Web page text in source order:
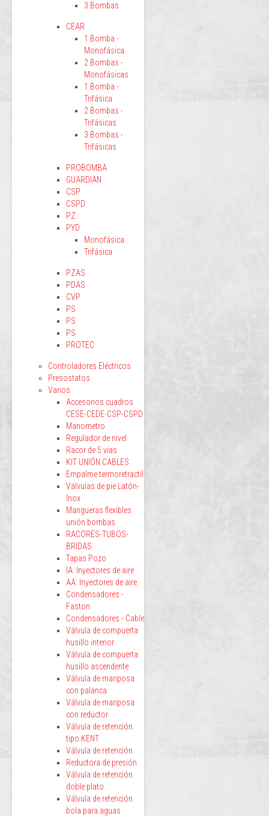
3 Bombas
CEAR
1 Bomba -
Monofásica
2 Bombas -
Monofásicas
1 Bomba -
Trifásica
2 Bombas -
Trifásicas
3 Bombas -
Trifásicas
PROBOMBA
GUARDIAN
CSP
CSPD
PZ
PYD
Monofásica
Trifásica
PZAS
PDAS
CVP
PS
PS
PS
PROTEC
Controladores Eléctricos
Presostatos
Varios
Accesorios cuadros
CESE-CEDE-CSP-CSPD
Manometro
Regulador de nivel
Racor de 5 vias
KIT UNIÓN CABLES
Empalme termoretractil
Válvulas de pie Latón-
Inox
Mangueras flexibles
unión bombas
RACORES-TUBOS-
BRIDAS
Tapas Pozo
IA: Inyectores de aire
AA: Inyectores de aire
Condensadores -
Faston
Condensadores - Cable
Válvula de compuerta
husillo interior
Válvula de compuerta
husillo ascendente
Válvula de mariposa
con palanca
Válvula de mariposa
con reductor
Válvula de retención
tipo KENT
Válvula de retención
Reductora de presión
Válvula de retención
doble plato
Válvula de retención
bola para aguas